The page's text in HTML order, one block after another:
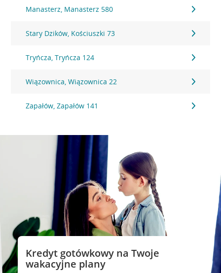
Manasterz, Manasterz 580
Stary Dzików, Kościuszki 73
Tryńcza, Tryńcza 124
Wiązownica, Wiązownica 22
Zapałów, Zapałów 141
Kredyt gotówkowy na Twoje
wakacyjne plany